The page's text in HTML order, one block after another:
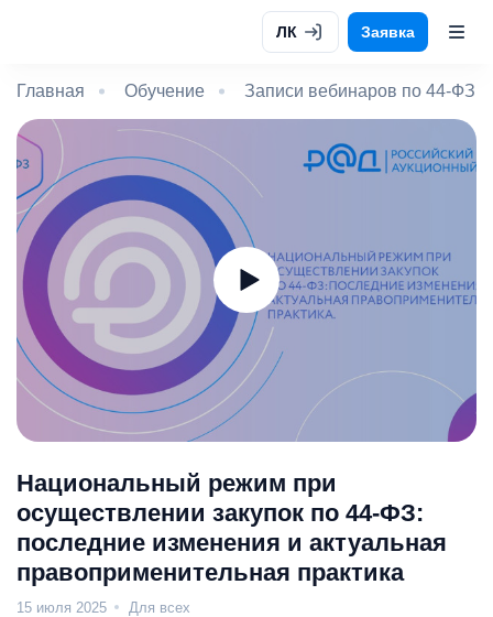
ЛК Заявка
Главная Обучение Записи вебинаров по 44-ФЗ
Национальный режим при
осуществлении закупок по 44-ФЗ:
последние изменения и актуальная
правоприменительная практика
15 июля 2025 Для всех